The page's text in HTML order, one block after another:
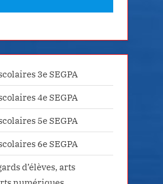
3e SEGPA
4e SEGPA
5e SEGPA
6e SEGPA
d’élèves, arts